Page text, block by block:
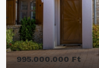
995.000.000 Ft